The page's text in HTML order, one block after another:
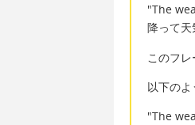
"The
降って天
このフ
以下のよ
"The